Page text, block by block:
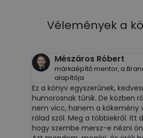
Vélemények a
Mészáros Róbert
márkaépítő mentor, a
alapítója
Ez a könyv egyszerűnek,
humorosnak tűnik. De közben
nem vicc, hanem a kőkemény
rólad szól. Meg a többiekről. Itt
hogy szembe mersz-e nézni